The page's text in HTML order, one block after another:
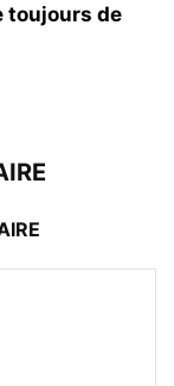
toujours de